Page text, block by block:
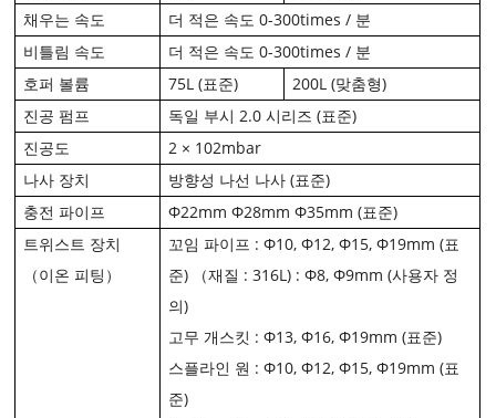
채우는 속도
더 적은 속도 0-300times / 분
비틀림 속도
더 적은 속도 0-300times / 분
호퍼 볼륨
75L (표준)
200L (맞춤형)
진공 펌프
독일 부시 2.0 시리즈 (표준)
진공도
2 × 102mbar
나사 장치
방향성 나선 나사 (표준)
충전 파이프
Φ22mm Φ28mm Φ35mm (표준)
트위스트 장치
（이온 피팅）
꼬임 파이프 : Φ10, Φ12, Φ15, Φ19mm (표
준) （재질 : 316L) : Φ8, Φ9mm (사용자 정
의)
고무 개스킷 : Φ13, Φ16, Φ19mm (표준)
스플라인 원 : Φ10, Φ12, Φ15, Φ19mm (표
준)